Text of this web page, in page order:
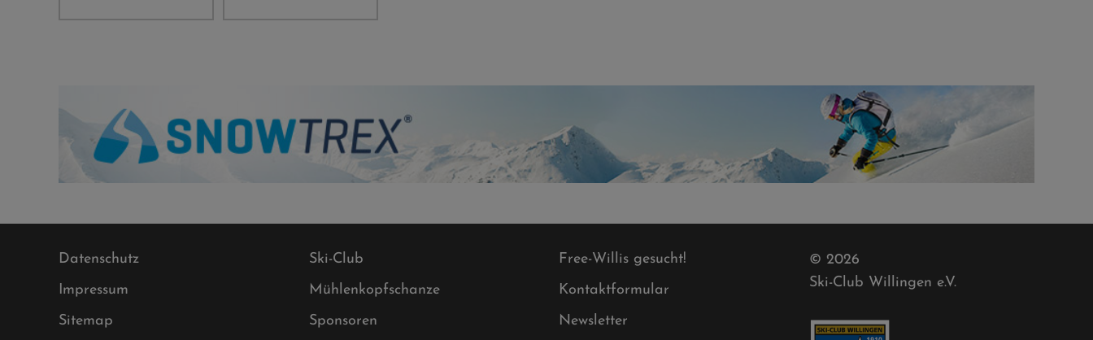
Datenschutz
Impressum
Sitemap
Ski-Club
Mühlenkopfschanze
Sponsoren
Free-Willis gesucht!
Kontaktformular
Newsletter
© 2026
Ski-Club Willingen e.V.